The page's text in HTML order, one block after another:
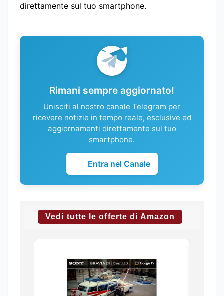
direttamente sul tuo smartphone.
Rimani sempre aggiornato!
Unisciti al nostro canale Telegram per
ricevere notizie in tempo reale, esclusive ed
aggiornamenti direttamente sul tuo
smartphone.
Entra nel Canale